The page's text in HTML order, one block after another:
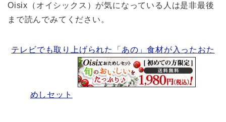
Oisix（オイシックス）が気になっている人は是非最後
まで読んでみてください。
テレビでも取り上げられた「あの」食材が入ったおた
めしセット